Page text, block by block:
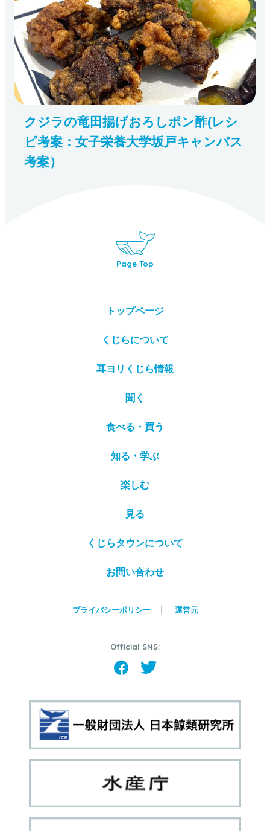
クジラの竜田揚げおろしポン酢(レシ
ピ考案：女子栄養大学坂戸キャンパス
考案）
Page Top
トップページ
くじらについて
耳ヨリくじら情報
聞く
食べる・買う
知る・学ぶ
楽しむ
見る
くじらタウンについて
お問い合わせ
プライバシーポリシー 運営元
Official SNS: